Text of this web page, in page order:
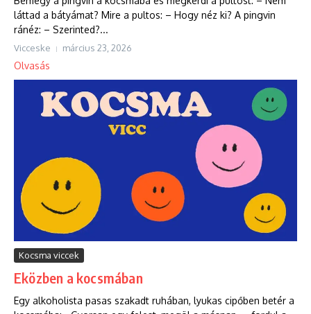
láttad a bátyámat? Mire a pultos: – Hogy néz ki? A pingvin
ránéz: – Szerinted?...
Vicceske március 23, 2026
Olvasás
Kocsma viccek
Eközben a kocsmában
Egy alkoholista pasas szakadt ruhában, lyukas cipőben betér a